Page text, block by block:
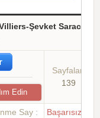
Şevket Sarac-
Edin
Sayfalar:
139
Say :
Başarısızlık